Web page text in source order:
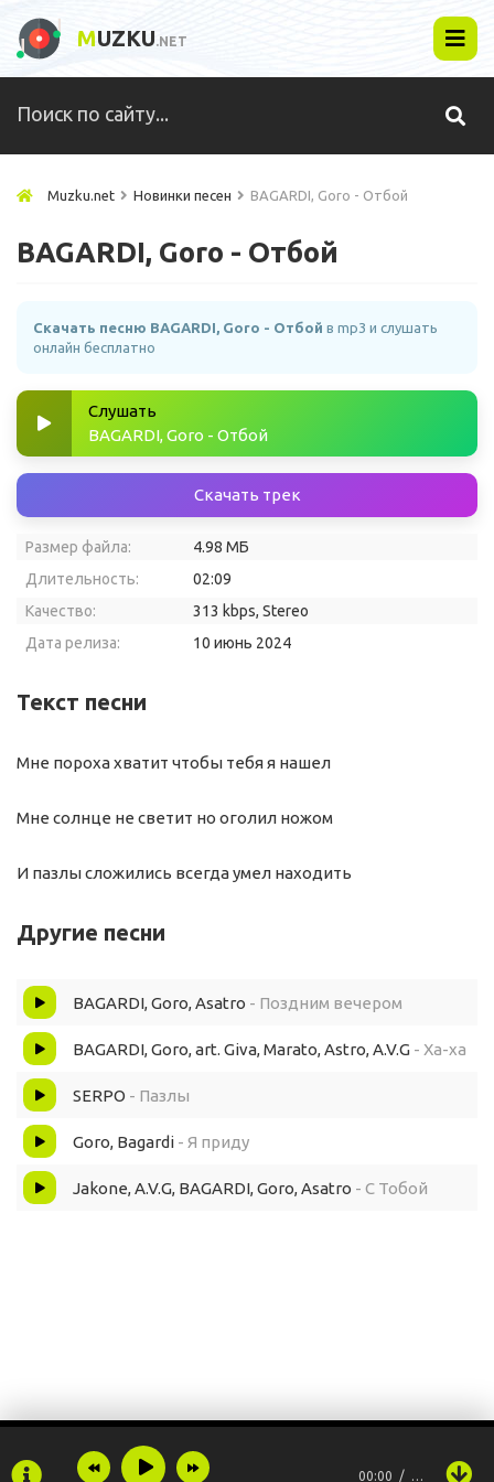
MUZKU.NET
Muzku.net Новинки песен BAGARDI, Goro - Отбой
BAGARDI, Goro - Отбой
Скачать песню BAGARDI, Goro - Отбой в mp3 и слушать
онлайн бесплатно
Слушать
BAGARDI, Goro - Отбой
Скачать трек
Размер файла:
4.98 МБ
Длительность:
02:09
Качество:
313 kbps, Stereo
Дата релиза:
10 июнь 2024
Текст песни
Мне пороха хватит чтобы тебя я нашел
Мне солнце не светит но оголил ножом
И пазлы сложились всегда умел находить
Другие песни
BAGARDI, Goro, Asatro - Поздним вечером
BAGARDI, Goro, art. Giva, Marato, Astro, A.V.G - Ха-ха
SERPO - Пазлы
Goro, Bagardi - Я приду
Jakone, A.V.G, BAGARDI, Goro, Asatro - С Тобой
00:00